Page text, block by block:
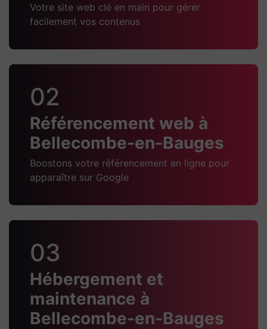
Votre site web clé en main pour gérer
facilement vos contenus
02
Référencement web à
Bellecombe-en-Bauges
Boostons votre référencement en ligne pour
apparaître sur Google
03
Hébergement et
maintenance à
Bellecombe-en-Bauges